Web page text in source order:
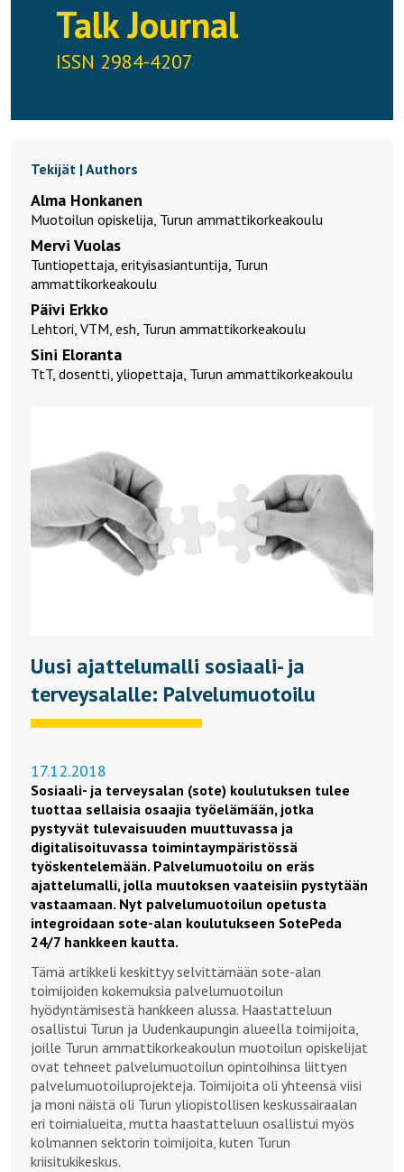
Talk Journal
ISSN 2984-4207
Tekijät | Authors
Alma Honkanen
Muotoilun opiskelija, Turun ammattikorkeakoulu
Mervi Vuolas
Tuntiopettaja, erityisasiantuntija, Turun
ammattikorkeakoulu
Päivi Erkko
Lehtori, VTM, esh, Turun ammattikorkeakoulu
Sini Eloranta
TtT, dosentti, yliopettaja, Turun ammattikorkeakoulu
Uusi ajattelumalli sosiaali- ja
terveysalalle: Palvelumuotoilu
17.12.2018
Sosiaali- ja terveysalan (sote) koulutuksen tulee
tuottaa sellaisia osaajia työelämään, jotka
pystyvät tulevaisuuden muuttuvassa ja
digitalisoituvassa toimintaympäristössä
työskentelemään. Palvelumuotoilu on eräs
ajattelumalli, jolla muutoksen vaateisiin pystytään
vastaamaan. Nyt palvelumuotoilun opetusta
integroidaan sote-alan koulutukseen SotePeda
24/7 hankkeen kautta.
Tämä artikkeli keskittyy selvittämään sote-alan
toimijoiden kokemuksia palvelumuotoilun
hyödyntämisestä hankkeen alussa. Haastatteluun
osallistui Turun ja Uudenkaupungin alueella toimijoita,
joille Turun ammattikorkeakoulun muotoilun opiskelijat
ovat tehneet palvelumuotoilun opintoihinsa liittyen
palvelumuotoiluprojekteja. Toimijoita oli yhteensä viisi
ja moni näistä oli Turun yliopistollisen keskussairaalan
eri toimialueita, mutta haastatteluun osallistui myös
kolmannen sektorin toimijoita, kuten Turun
kriisitukikeskus.